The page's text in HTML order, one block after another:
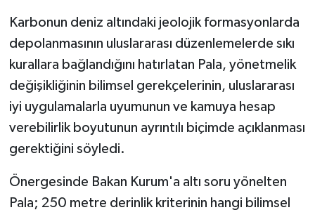
Karbonun deniz altındaki jeolojik formasyonlarda
depolanmasının uluslararası düzenlemelerde sıkı
kurallara bağlandığını hatırlatan Pala, yönetmelik
değişikliğinin bilimsel gerekçelerinin, uluslararası
iyi uygulamalarla uyumunun ve kamuya hesap
verebilirlik boyutunun ayrıntılı biçimde açıklanması
gerektiğini söyledi.
Önergesinde Bakan Kurum'a altı soru yönelten
Pala; 250 metre derinlik kriterinin hangi bilimsel